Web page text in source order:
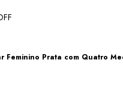
Feminino Prata com Quatro